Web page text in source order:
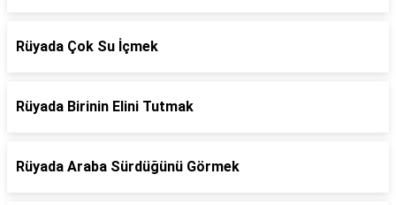
Rüyada Çok Su İçmek
Rüyada Birinin Elini Tutmak
Rüyada Araba Sürdüğünü Görmek